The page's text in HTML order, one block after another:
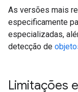
As versões mais
especificamente
especializadas,
detecção de
Limitações